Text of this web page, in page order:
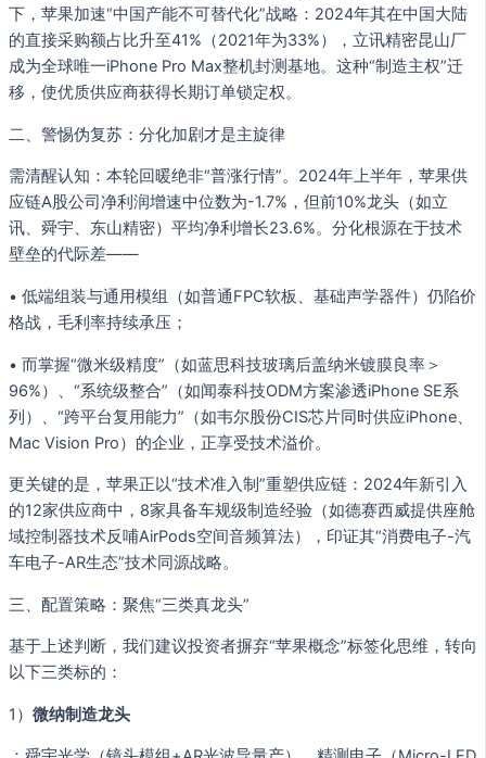
下，苹果加速“中国产能不可替代化”战略：2024年其在中国大陆
的直接采购额占比升至41%（2021年为33%），立讯精密昆山厂
成为全球唯一iPhone Pro Max整机封测基地。这种“制造主权”迁
移，使优质供应商获得长期订单锁定权。
二、警惕伪复苏：分化加剧才是主旋律
需清醒认知：本轮回暖绝非“普涨行情”。2024年上半年，苹果供
应链A股公司净利润增速中位数为-1.7%，但前10%龙头（如立
讯、舜宇、东山精密）平均净利增长23.6%。分化根源在于技术
壁垒的代际差——
• 低端组装与通用模组（如普通FPC软板、基础声学器件）仍陷价
格战，毛利率持续承压；
• 而掌握“微米级精度”（如蓝思科技玻璃后盖纳米镀膜良率＞
96%）、“系统级整合”（如闻泰科技ODM方案渗透iPhone SE系
列）、“跨平台复用能力”（如韦尔股份CIS芯片同时供应iPhone、
Mac Vision Pro）的企业，正享受技术溢价。
更关键的是，苹果正以“技术准入制”重塑供应链：2024年新引入
的12家供应商中，8家具备车规级制造经验（如德赛西威提供座舱
域控制器技术反哺AirPods空间音频算法），印证其“消费电子-汽
车电子-AR生态”技术同源战略。
三、配置策略：聚焦“三类真龙头”
基于上述判断，我们建议投资者摒弃“苹果概念”标签化思维，转向
以下三类标的：
1） 微纳制造龙头